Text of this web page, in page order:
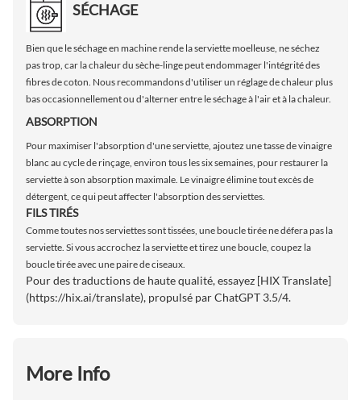
SÉCHAGE
Bien que le séchage en machine rende la serviette moelleuse, ne séchez
pas trop, car la chaleur du sèche-linge peut endommager l'intégrité des
fibres de coton. Nous recommandons d'utiliser un réglage de chaleur plus
bas occasionnellement ou d'alterner entre le séchage à l'air et à la chaleur.
ABSORPTION
Pour maximiser l'absorption d'une serviette, ajoutez une tasse de vinaigre
blanc au cycle de rinçage, environ tous les six semaines, pour restaurer la
serviette à son absorption maximale. Le vinaigre élimine tout excès de
détergent, ce qui peut affecter l'absorption des serviettes.
FILS TIRÉS
Comme toutes nos serviettes sont tissées, une boucle tirée ne défera pas la
serviette. Si vous accrochez la serviette et tirez une boucle, coupez la
boucle tirée avec une paire de ciseaux.
Pour des traductions de haute qualité, essayez [HIX Translate]
(https://hix.ai/translate), propulsé par ChatGPT 3.5/4.
More Info